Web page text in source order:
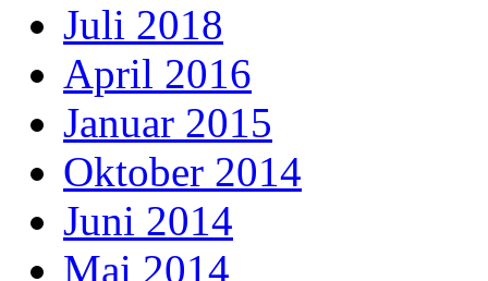
Juli 2018
April 2016
Januar 2015
Oktober 2014
Juni 2014
Mai 2014